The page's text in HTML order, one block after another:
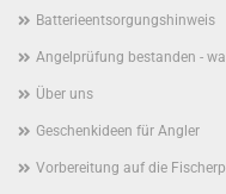
Batterieentsorgungshinweis
Angelprüfung bestanden -
Über uns
Geschenkideen für Angler
Vorbereitung auf die